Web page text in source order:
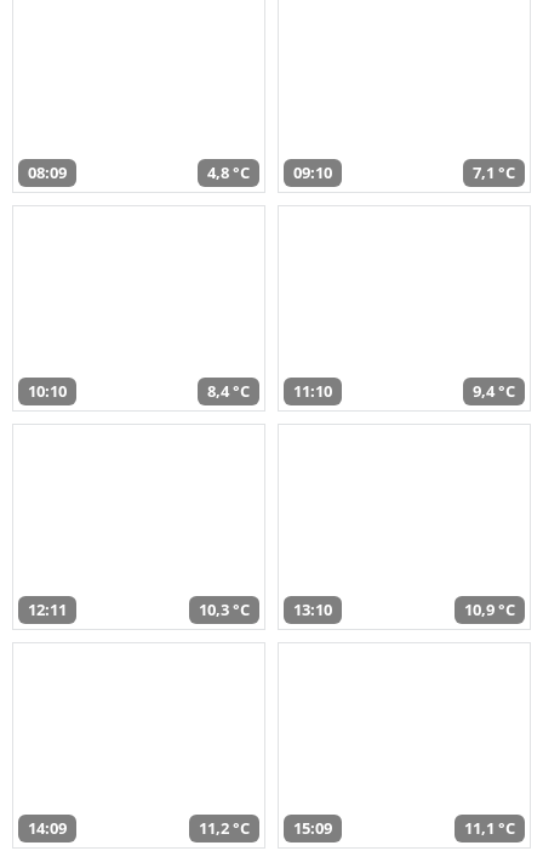
08:09 4,8 °C 09:10 7,1 °C
10:10 8,4 °C 11:10 9,4 °C
12:11 10,3 °C 13:10 10,9 °C
14:09 11,2 °C 15:09 11,1 °C